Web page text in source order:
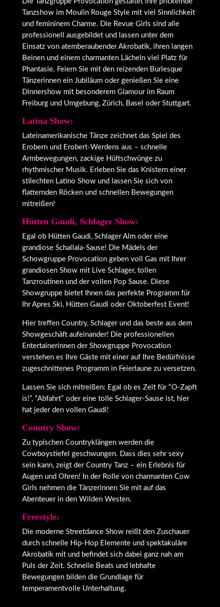
Tanzshow im Moulin Rouge Style mit viel Sinnlichkeit
und femininem Charme. Die Revue Girls sind alle
professionell ausgebildet und lassen unter dem
Einsatz von atemberaubender Akrobatik, ihren langen
Beinen und einem charmanten Lächeln viel Platz für
Phantasie. Feiern Sie mit den reizenden Burlesque
Tänzerinnen ein Jubiläum oder genießen Sie eine
Dinnershow mit besonderem Glamour im Raum
Freiburg und Umgebung, Zürich, Basel oder Stuttgart.
Latina Show:
Lateinamerikanische Tänze zeichnet das Spiel des
Erobern und Erobert-Werdens aus – schnelle
Armbewegungen, zackige Hüftschwünge zu
rhythmischer Musik. Erleben Sie das Knistern einer
stilechten Latino Show und lassen Sie sich von
flatternden Röcken und schnellen Bewegungen
mitreißen!
Hütten Gaudi, Schlager Show:
Egal ob Hütten Gaudi, Schlager Alm oder eine
grandiose Schallala-Sause! Die Mädels der
Schowgruppe Provocation geben voll Gas mit Ihrer
grandiosen Show mit Live Schlager, tollen
Tanzroutinen und der vollen Pop Sause. Diese
Showgruppe bietet Ihnen das perfekte Programm für
Ihr Apres Ski, Hütten Gaudi oder Oktoberfest Event!
Hier treffen Country, Schlager und das beste aus dem
Showgeschäft aufeinander! Die professionellen
Entertainerinnen der Showgruppe Provocation
verstehen es Ihre Gäste mit einer auf Ihre Bedürfnisse
zugeschnittenes Programm in Feierlaune zu versetzen.
Lassen Sie sich mitreißen: Egal ob es Zeit für “O-Zapft
is!”, “Abfahrt” oder eine tolle Schlager-Sause ist, hier
hat jeder den vollen Gaudi!
Country Show:
Zu typischen Countryklängen werden die
Cowboystiefel geschwungen. Dass dies sehr sexy
sein kann, zeigt der Country Tanz – ein Erlebnis für
Augen und Ohren! In der Rolle von charmanten Cow
Girls nehmen die Tänzerinnen Sie mit auf das
Abenteuer in den Wilden Westen.
Freestyle:
Die moderne Streetdance Show reißt den Zuschauer
durch schnelle Hip-Hop Elemente und spektakuläre
Akrobatik mit und befindet sich dabei ganz nah am
Puls der Zeit. Schnelle Beats und lebhafte
Bewegungen bilden die Grundlage für
temperamentvolle Unterhaltung.